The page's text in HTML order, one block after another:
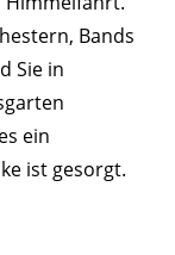
Bands
Sie in
ein
ist gesorgt.